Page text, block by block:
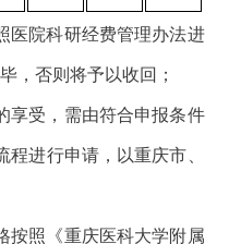
医院科研经费管理办法进
，否则将予以收回；
享受，需由符合申报条件
进行申请，以重庆市、
按照《重庆医科大学附属